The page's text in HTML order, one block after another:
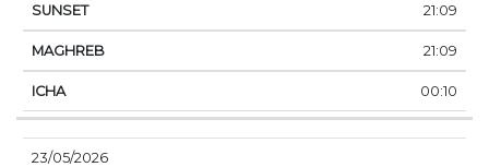
21:09
21:09
00:10
23/05/2026